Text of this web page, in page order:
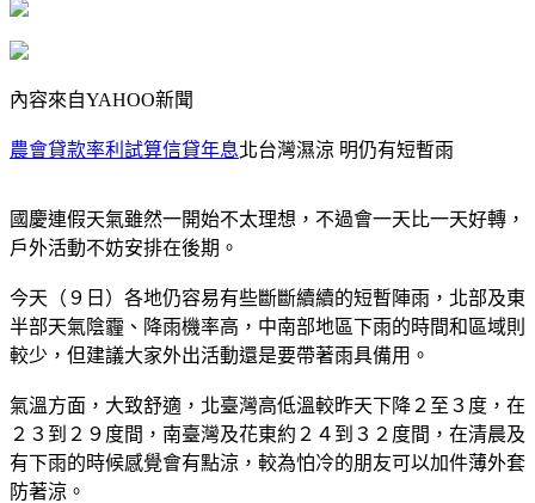
內容來自YAHOO新聞
農會貸款率利試算信貸年息北台灣濕涼 明仍有短暫雨
國慶連假天氣雖然一開始不太理想，不過會一天比一天好轉，
戶外活動不妨安排在後期。
今天（９日）各地仍容易有些斷斷續續的短暫陣雨，北部及東
半部天氣陰霾、降雨機率高，中南部地區下雨的時間和區域則
較少，但建議大家外出活動還是要帶著雨具備用。
氣溫方面，大致舒適，北臺灣高低溫較昨天下降２至３度，在
２３到２９度間，南臺灣及花東約２４到３２度間，在清晨及
有下雨的時候感覺會有點涼，較為怕冷的朋友可以加件薄外套
防著涼。